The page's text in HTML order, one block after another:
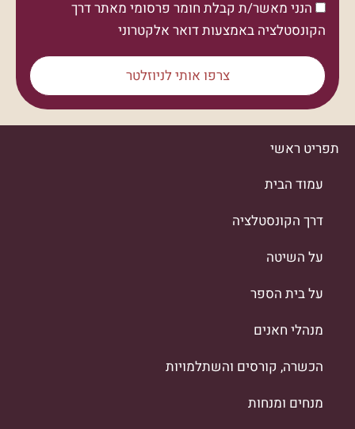
הנני מאשר/ת קבלת חומר פרסומי מאתר דרך
הקונסטלציה באמצעות דואר אלקטרוני
צרפו אותי לניוזלטר
תפריט ראשי
עמוד הבית
דרך הקונסטלציה
על השיטה
על בית הספר
מנהלי חאנים
הכשרה, קורסים והשתלמויות
מנחים ומנחות